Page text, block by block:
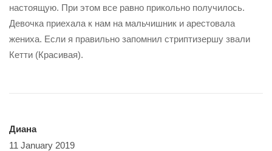
настоящую. При этом все равно прикольно получилось.
Девочка приехала к нам на мальчишник и арестовала
жениха. Если я правильно запомнил стриптизершу звали
Кетти (Красивая).
Диана
11 January 2019